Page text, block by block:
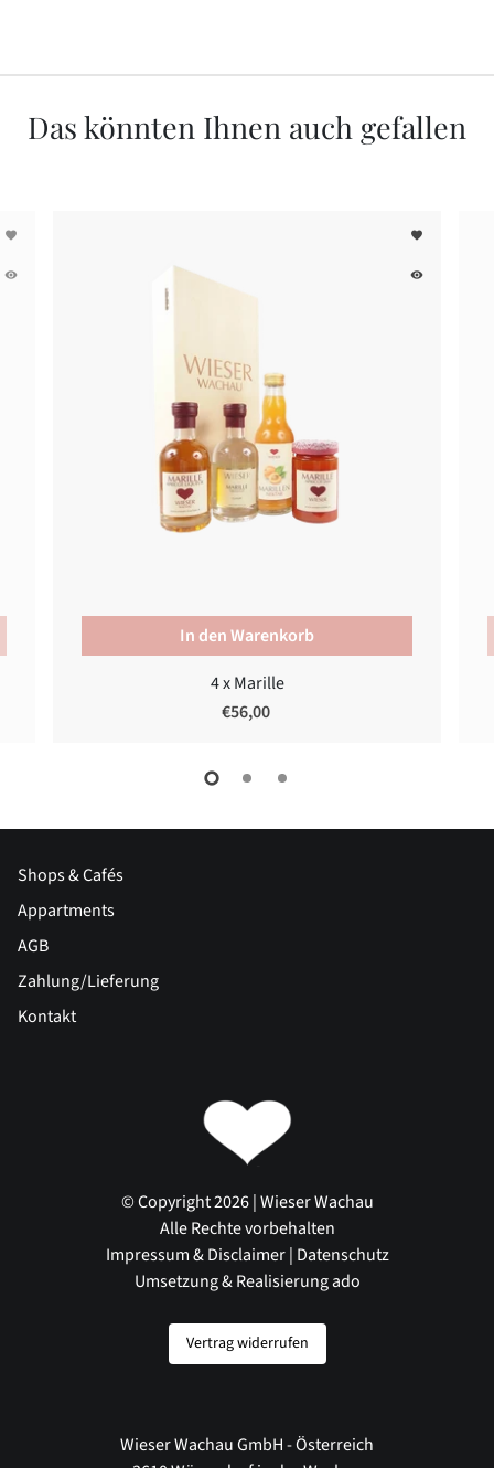
Das könnten Ihnen auch gefallen
favorite
remove_red_eye
favorite
remove_red_eye
In den Warenkorb
4 x Marille
€56,00
Shops & Cafés
Appartments
AGB
Zahlung/Lieferung
Kontakt
© Copyright 2026 | Wieser Wachau
Alle Rechte vorbehalten
Impressum & Disclaimer| Datenschutz
Umsetzung & Realisierung ado
Vertrag widerrufen
Wieser Wachau GmbH - Österreich